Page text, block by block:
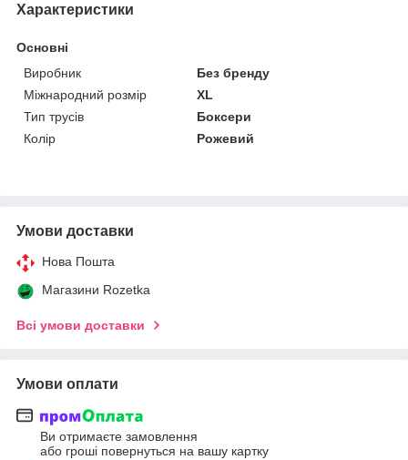
Характеристики
Основні
Виробник
Без бренду
Міжнародний розмір
XL
Тип трусів
Боксери
Колір
Рожевий
Умови доставки
Нова Пошта
Магазини Rozetka
Всі умови доставки
Умови оплати
Ви отримаєте замовлення
або гроші повернуться на вашу картку